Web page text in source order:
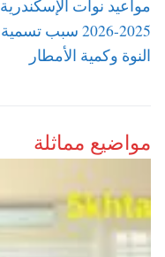
post:
مواعيد نوات الإسكندرية
2025-2026 سبب تسمية
النوة وكمية الأمطار
مواضيع مماثلة